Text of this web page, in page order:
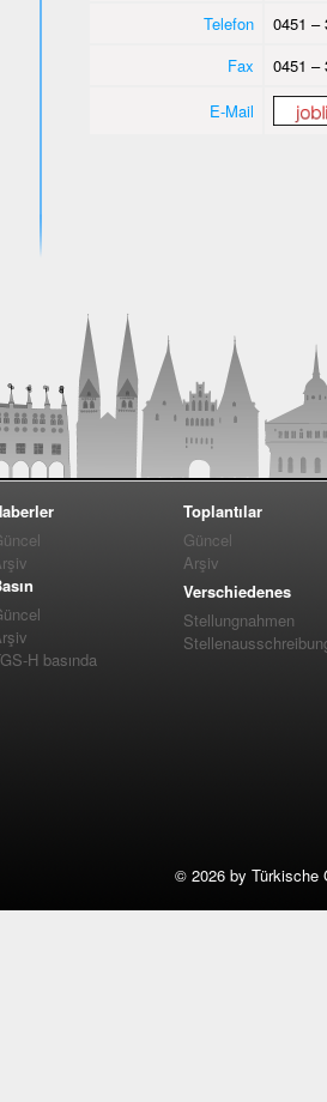
Telefon
0451 –
Fax
0451 –
E-Mail
H basında
Toplantılar
Güncel
Arşiv
Verschiedenes
Stellungnahmen
© 2026 by Türkische